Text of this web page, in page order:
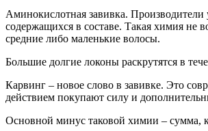
Аминокислотная завивка. Производители
содержащихся в составе. Такая химия не
средние либо маленькие волосы.
Большие долгие локоны раскрутятся в
Карвинг – новое слово в завивке. Это
действием покупают силу и
Основной минус таковой химии – сумма,